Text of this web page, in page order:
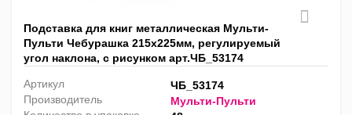
Подставка для книг металлическая Мульти-
Пульти Чебурашка 215х225мм, регулируемый
угол наклона, с рисунком арт.ЧБ_53174
Артикул
ЧБ_53174
Производитель
Мульти-Пульти